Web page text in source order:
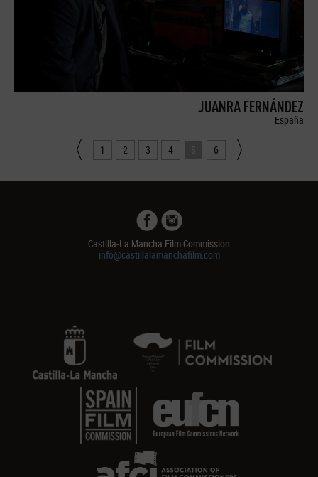
JUANRA FERNÁNDEZ
España
1 2 3 4 5 6
Castilla-La Mancha Film Commission
info@castillalamanchafilm.com